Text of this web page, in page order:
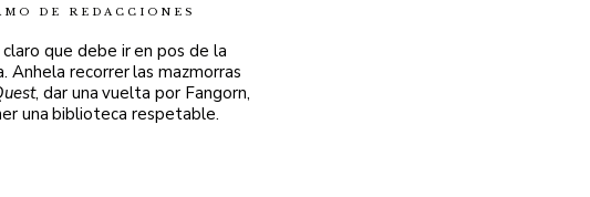
DE REDACCIONES
que debe ir en pos de la
Anhela recorrer las mazmorras
, dar una vuelta por Fangorn,
una biblioteca respetable.